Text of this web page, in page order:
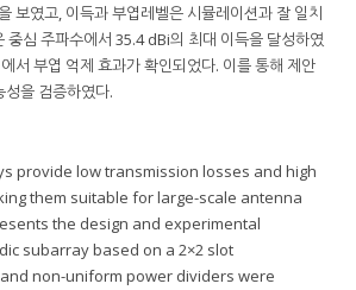
보였고, 이득과 부엽레벨은 시뮬레이션과 잘 일치
중심 주파수에서 35.4 dBi의 최대 이득을 달성하였
서 부엽 억제 효과가 확인되었다. 이를 통해 제안
성을 검증하였다.
provide low transmission losses and high
them suitable for large-scale antenna
the design and experimental
subarray based on a 2×2 slot
non-uniform power dividers were